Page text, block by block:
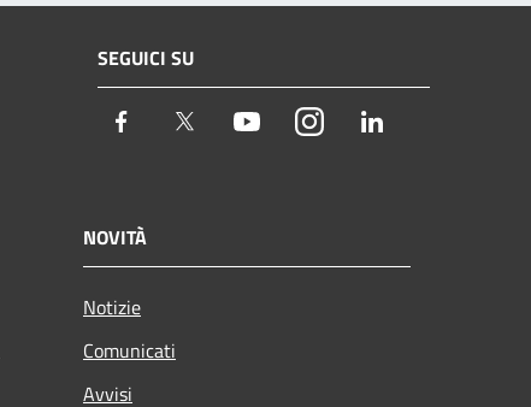
SEGUICI SU
Facebook Twitter YoutubeInstagram
NOVITÀ
Notizie
Comunicati
Avvisi